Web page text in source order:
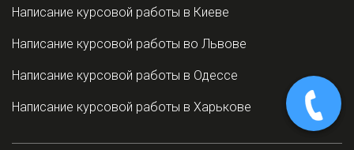
Написание курсовой работы в Киеве
Написание курсовой работы во Львове
Написание курсовой работы в Одессе
Написание курсовой работы в Харькове